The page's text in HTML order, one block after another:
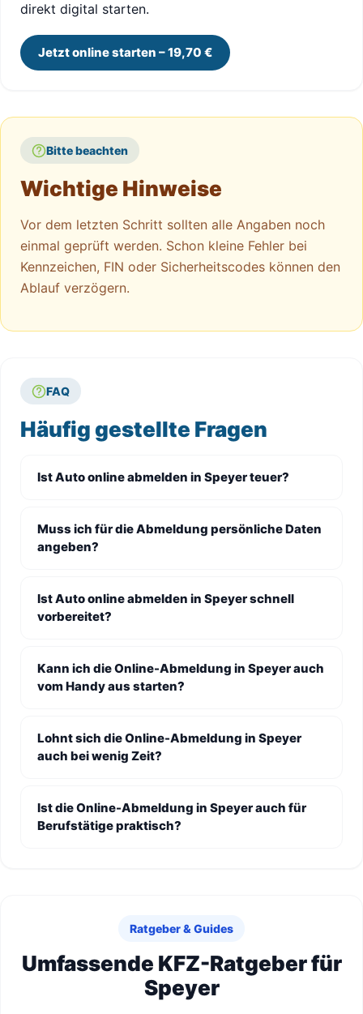
direkt digital starten.
Jetzt online starten – 19,70 €
Bitte beachten
Wichtige Hinweise
Vor dem letzten Schritt sollten alle Angaben noch
einmal geprüft werden. Schon kleine Fehler bei
Kennzeichen, FIN oder Sicherheitscodes können den
Ablauf verzögern.
FAQ
Häufig gestellte Fragen
Ist Auto online abmelden in Speyer teuer?
Muss ich für die Abmeldung persönliche Daten
angeben?
Ist Auto online abmelden in Speyer schnell
vorbereitet?
Kann ich die Online-Abmeldung in Speyer auch
vom Handy aus starten?
Lohnt sich die Online-Abmeldung in Speyer
auch bei wenig Zeit?
Ist die Online-Abmeldung in Speyer auch für
Berufstätige praktisch?
Ratgeber & Guides
Umfassende KFZ-Ratgeber für
Speyer